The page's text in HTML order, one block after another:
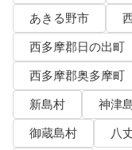
あきる野市
西多摩郡日の出町
西多摩郡奥多摩町
新島村
神津
御蔵島村
八